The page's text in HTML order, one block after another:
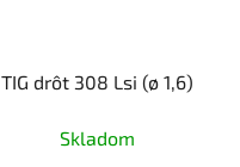
TIG drôt 308 Lsi (ø 1,6)
Skladom